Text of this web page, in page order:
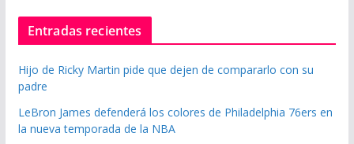
Entradas recientes
Hijo de Ricky Martin pide que dejen de compararlo con su
padre
LeBron James defenderá los colores de Philadelphia 76ers en
la nueva temporada de la NBA